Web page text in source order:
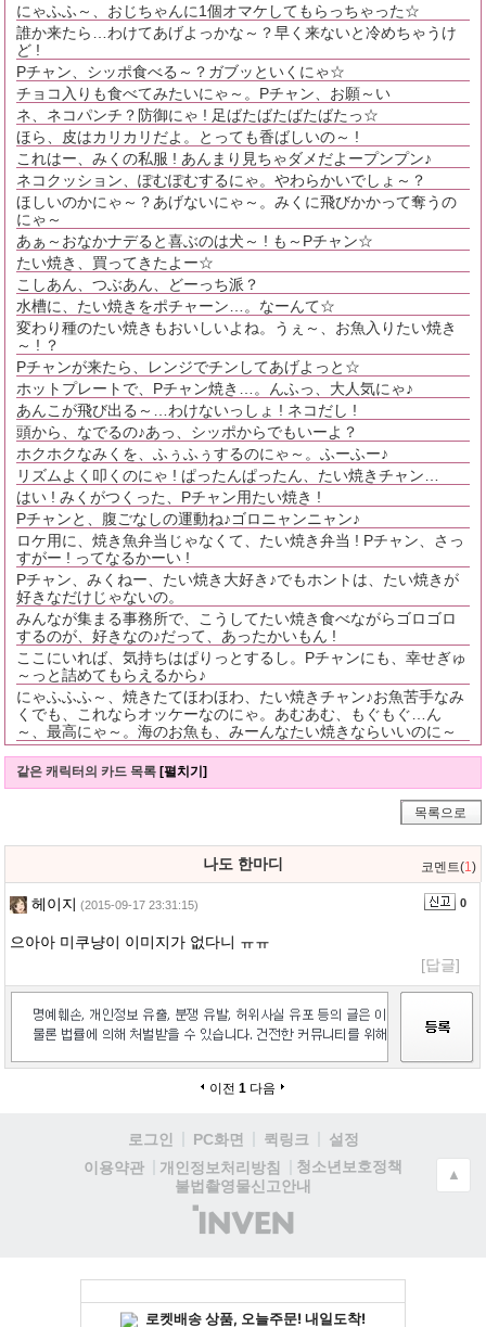
にゃふふ～、おじちゃんに1個オマケしてもらっちゃった☆
誰か来たら…わけてあげよっかな～？早く来ないと冷めちゃうけ
ど !
Pチャン、シッポ食べる～？ガブッといくにゃ☆
チョコ入りも食べてみたいにゃ～。Pチャン、お願～い
ネ、ネコパンチ？防御にゃ ! 足ばたばたばたばたっ☆
ほら、皮はカリカリだよ。とっても香ばしいの～ !
これはー、みくの私服 ! あんまり見ちゃダメだよープンプン♪
ネコクッション、ぽむぽむするにゃ。やわらかいでしょ～？
ほしいのかにゃ～？あげないにゃ～。みくに飛びかかって奪うの
にゃ～
あぁ～おなかナデると喜ぶのは犬～ ! も～Pチャン☆
たい焼き、買ってきたよー☆
こしあん、つぶあん、どーっち派？
水槽に、たい焼きをポチャーン…。なーんて☆
変わり種のたい焼きもおいしいよね。うぇ～、お魚入りたい焼き
～ ! ？
Pチャンが来たら、レンジでチンしてあげよっと☆
ホットプレートで、Pチャン焼き…。んふっ、大人気にゃ♪
あんこが飛び出る～…わけないっしょ ! ネコだし !
頭から、なでるの♪あっ、シッポからでもいーよ？
ホクホクなみくを、ふぅふぅするのにゃ～。ふーふー♪
リズムよく叩くのにゃ ! ぱったんぱったん、たい焼きチャン…
はい ! みくがつくった、Pチャン用たい焼き !
Pチャンと、腹ごなしの運動ね♪ゴロニャンニャン♪
ロケ用に、焼き魚弁当じゃなくて、たい焼き弁当 ! Pチャン、さっ
すがー ! ってなるかーい !
Pチャン、みくねー、たい焼き大好き♪でもホントは、たい焼きが
好きなだけじゃないの。
みんなが集まる事務所で、こうしてたい焼き食べながらゴロゴロ
するのが、好きなの♪だって、あったかいもん !
ここにいれば、気持ちはぱりっとするし。Pチャンにも、幸せぎゅ
～っと詰めてもらえるから♪
にゃふふふ～、焼きたてほわほわ、たい焼きチャン♪お魚苦手なみ
くでも、これならオッケーなのにゃ。あむあむ、もぐもぐ…ん
～、最高にゃ～。海のお魚も、みーんなたい焼きならいいのに～
같은 캐릭터의 카드 목록 [펼치기]
목록으로
나도 한마디 코멘트(1)
헤이지 (2015-09-17 23:31:15) 0
으아아 미쿠냥이 이미지가 없다니 ㅠㅠ
[답글]
이전 1 다음
로그인 PC화면 퀵링크
설정
이용약관
개인정보처리방침
청소년보호정책
불법촬영물신고안내
(주)
인
▲